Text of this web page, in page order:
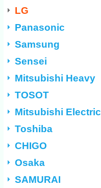
LG
Panasonic
Samsung
Sensei
Mitsubishi Heavy
TOSOT
Mitsubishi Electric
Toshiba
CHIGO
Osaka
SAMURAI